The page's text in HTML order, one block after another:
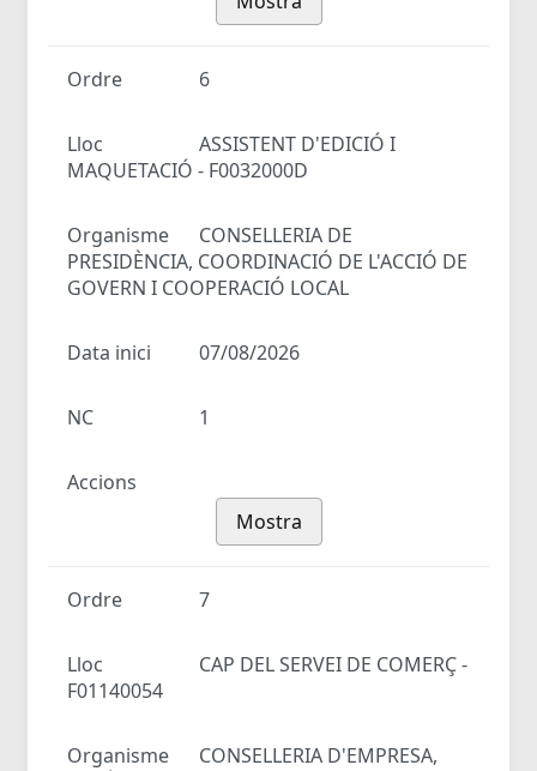
Ordre 6
Lloc
ASSISTENT D'EDICIÓ I
MAQUETACIÓ - F0032000D
Organisme
CONSELLERIA DE
PRESIDÈNCIA, COORDINACIÓ DE L'ACCIÓ DE
GOVERN I COOPERACIÓ LOCAL
Data inici 07/08/2026
NC 1
Accions
Mostra
Ordre 7
Lloc
CAP DEL SERVEI DE COMERÇ -
F01140054
Organisme
CONSELLERIA D'EMPRESA,